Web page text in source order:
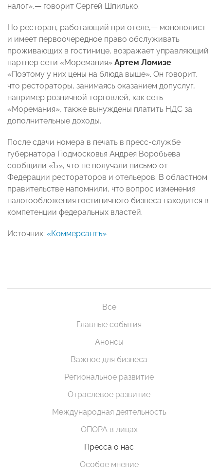
налог»,— говорит Сергей Шпилько.
Но ресторан, работающий при отеле,— монополист
и имеет первоочередное право обслуживать
проживающих в гостинице, возражает управляющий
партнер сети «Моремания» Артем Ломизе:
«Поэтому у них цены на блюда выше». Он говорит,
что рестораторы, занимаясь оказанием допуслуг,
например розничной торговлей, как сеть
«Моремания», также вынуждены платить НДС за
дополнительные доходы.
После сдачи номера в печать в пресс-службе
губернатора Подмосковья Андрея Воробьева
сообщили «Ъ», что не получали письмо от
Федерации рестораторов и отельеров. В областном
правительстве напомнили, что вопрос изменения
налогообложения гостиничного бизнеса находится в
компетенции федеральных властей.
Источник: «Коммерсантъ»
Все
Главные события
Анонсы
Важное для бизнеса
Региональное развитие
Отраслевое развитие
Международная деятельность
ОПОРА в лицах
Пресса о нас
Особое мнение